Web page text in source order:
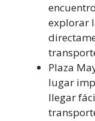
explorar
Plaza
lugar
llegar